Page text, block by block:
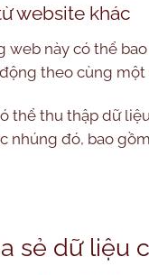
website khác
web này có thể
theo cùng
thể thu thập dữ
nhúng đó, bao
sẻ dữ liệu